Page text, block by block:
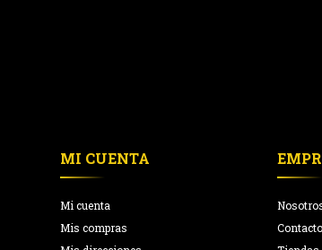
Contacto
MI CUENTA
Mi cuenta
Mis compras